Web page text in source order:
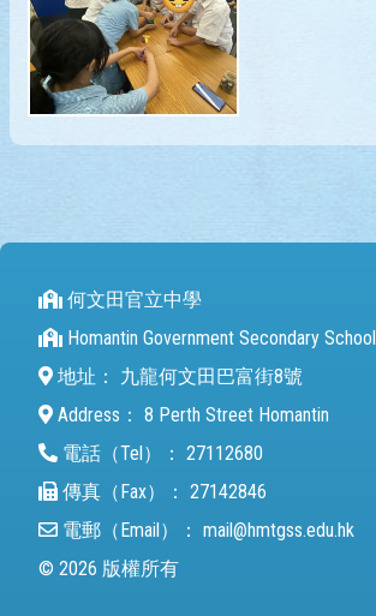
何文田官立中學
Homantin Government Secondary School
地址：
九龍何文田巴富街8號
Address： 8 Perth Street Homantin
電話（Tel）： 27112680
傳真（Fax）： 27142846
電郵（Email）： mail@hmtgss.edu.hk
© 2026 版權所有